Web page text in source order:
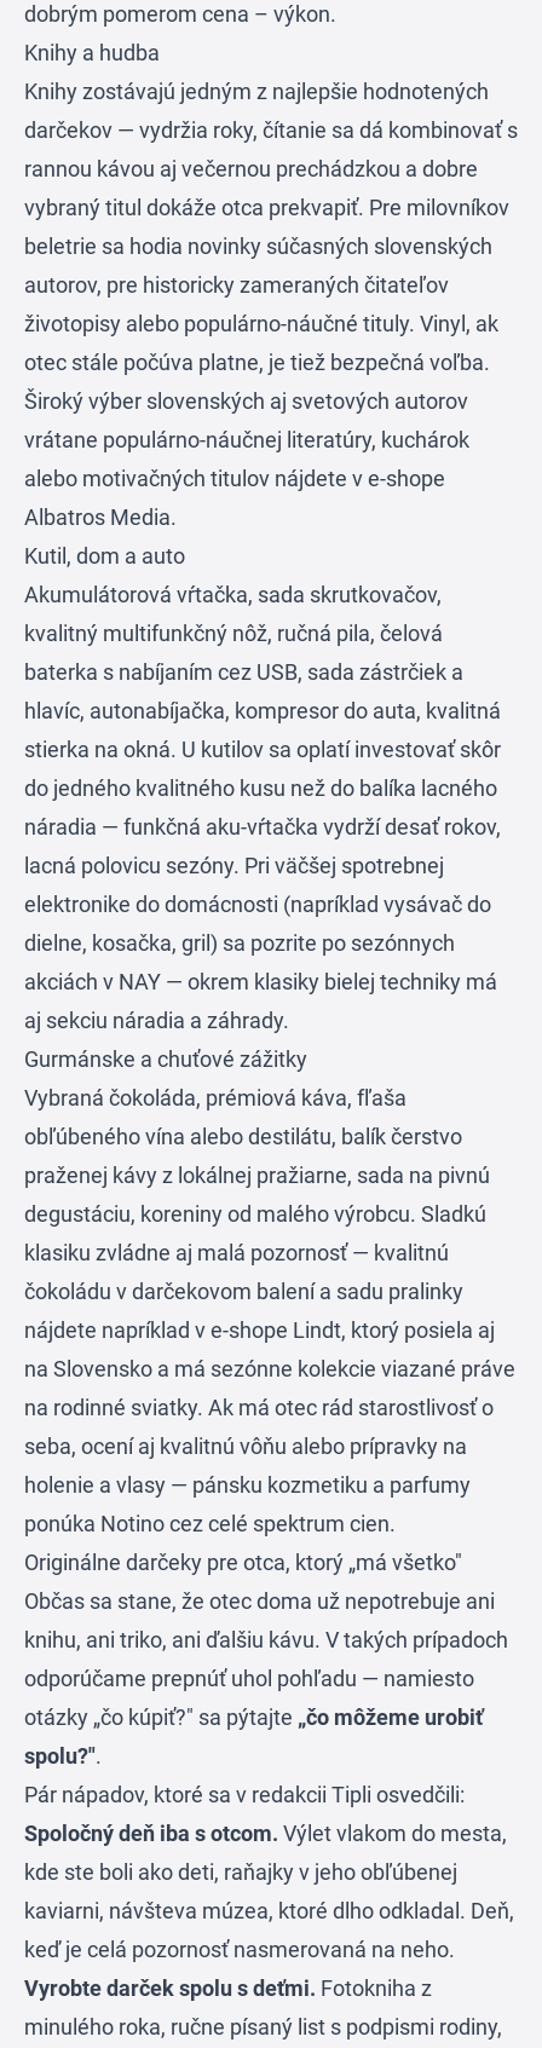
dobrým pomerom cena – výkon.
Knihy a hudba
Knihy zostávajú jedným z najlepšie hodnotených
darčekov — vydržia roky, čítanie sa dá kombinovať s
rannou kávou aj večernou prechádzkou a dobre
vybraný titul dokáže otca prekvapiť. Pre milovníkov
beletrie sa hodia novinky súčasných slovenských
autorov, pre historicky zameraných čitateľov
životopisy alebo populárno-náučné tituly. Vinyl, ak
otec stále počúva platne, je tiež bezpečná voľba.
Široký výber slovenských aj svetových autorov
vrátane populárno-náučnej literatúry, kuchárok
alebo motivačných titulov nájdete v e-shope
Albatros Media.
Kutil, dom a auto
Akumulátorová vŕtačka, sada skrutkovačov,
kvalitný multifunkčný nôž, ručná pila, čelová
baterka s nabíjaním cez USB, sada zástrčiek a
hlavíc, autonabíjačka, kompresor do auta, kvalitná
stierka na okná. U kutilov sa oplatí investovať skôr
do jedného kvalitného kusu než do balíka lacného
náradia — funkčná aku-vŕtačka vydrží desať rokov,
lacná polovicu sezóny. Pri väčšej spotrebnej
elektronike do domácnosti (napríklad vysávač do
dielne, kosačka, gril) sa pozrite po sezónnych
akciách v NAY — okrem klasiky bielej techniky má
aj sekciu náradia a záhrady.
Gurmánske a chuťové zážitky
Vybraná čokoláda, prémiová káva, fľaša
obľúbeného vína alebo destilátu, balík čerstvo
praženej kávy z lokálnej pražiarne, sada na pivnú
degustáciu, koreniny od malého výrobcu. Sladkú
klasiku zvládne aj malá pozornosť — kvalitnú
čokoládu v darčekovom balení a sadu pralinky
nájdete napríklad v e-shope Lindt, ktorý posiela aj
na Slovensko a má sezónne kolekcie viazané práve
na rodinné sviatky. Ak má otec rád starostlivosť o
seba, ocení aj kvalitnú vôňu alebo prípravky na
holenie a vlasy — pánsku kozmetiku a parfumy
ponúka Notinocez celé spektrum cien.
Originálne darčeky pre otca, ktorý „má všetko"
Občas sa stane, že otec doma už nepotrebuje ani
knihu, ani triko, ani ďalšiu kávu. V takých prípadoch
odporúčame prepnúť uhol pohľadu — namiesto
otázky „čo kúpiť?" sa pýtajte „čo môžeme urobiť
spolu?".
Pár nápadov, ktoré sa v redakcii Tipli osvedčili:
Spoločný deň iba s otcom. Výlet vlakom do mesta,
kde ste boli ako deti, raňajky v jeho obľúbenej
kaviarni, návšteva múzea, ktoré dlho odkladal. Deň,
keď je celá pozornosť nasmerovaná na neho.
Vyrobte darček spolu s deťmi. Fotokniha z
minulého roka, ručne písaný list s podpismi rodiny,